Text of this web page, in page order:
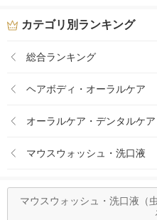
カテゴリ別ランキング
総合ランキング
ヘアボディ・オーラルケア
オーラルケア・デンタルケア
マウスウォッシュ・洗口液
マウスウォッシュ・洗口液（